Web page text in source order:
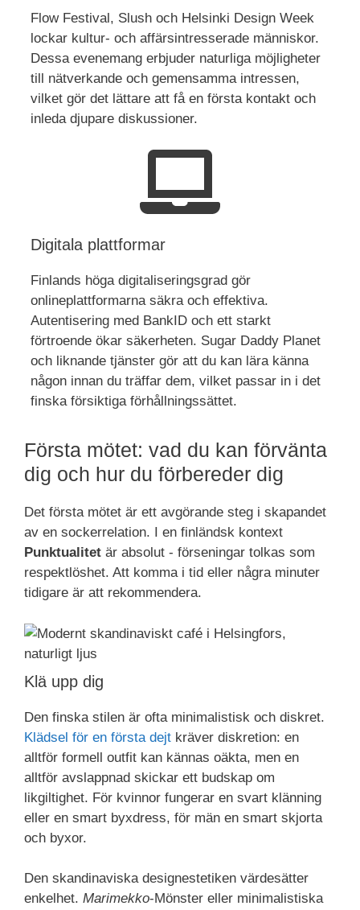
Flow Festival, Slush och Helsinki Design Week
lockar kultur- och affärsintresserade människor.
Dessa evenemang erbjuder naturliga möjligheter
till nätverkande och gemensamma intressen,
vilket gör det lättare att få en första kontakt och
inleda djupare diskussioner.
Digitala plattformar
Finlands höga digitaliseringsgrad gör
onlineplattformarna säkra och effektiva.
Autentisering med BankID och ett starkt
förtroende ökar säkerheten. Sugar Daddy Planet
och liknande tjänster gör att du kan lära känna
någon innan du träffar dem, vilket passar in i det
finska försiktiga förhållningssättet.
Första mötet: vad du kan förvänta
dig och hur du förbereder dig
Det första mötet är ett avgörande steg i skapandet
av en sockerrelation. I en finländsk kontext
Punktualitet är absolut - förseningar tolkas som
respektlöshet. Att komma i tid eller några minuter
tidigare är att rekommendera.
Klä upp dig
Den finska stilen är ofta minimalistisk och diskret.
Klädsel för en första dejt kräver diskretion: en
alltför formell outfit kan kännas oäkta, men en
alltför avslappnad skickar ett budskap om
likgiltighet. För kvinnor fungerar en svart klänning
eller en smart byxdress, för män en smart skjorta
och byxor.
Den skandinaviska designestetiken värdesätter
enkelhet. Marimekko-Mönster eller minimalistiska